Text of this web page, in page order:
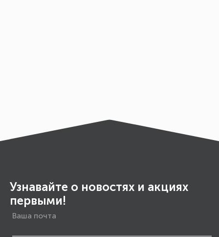
Узнавайте о новостях и акциях
первыми!